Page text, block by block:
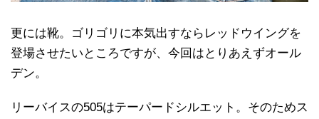
更には靴。ゴリゴリに本気出すならレッドウイングを
登場させたいところですが、今回はとりあえずオール
デン。
リーバイスの505はテーパードシルエット。そのためス